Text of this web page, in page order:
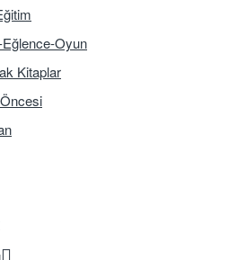
Eğlence-Oyun
Kitaplar